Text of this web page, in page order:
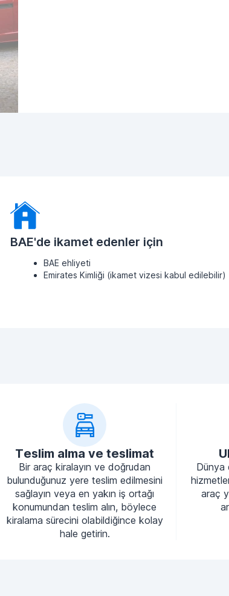
BAE'de ikamet edenler için
BAE ehliyeti
Emirates Kimliği (ikamet vizesi kabul edilebilir)
Teslim alma ve teslimat
Bir araç kiralayın ve doğrudan
bulunduğunuz yere teslim edilmesini
sağlayın veya en yakın iş ortağı
konumundan teslim alın, böylece
kiralama sürecini olabildiğince kolay
hale getirin.
Dünya
araç